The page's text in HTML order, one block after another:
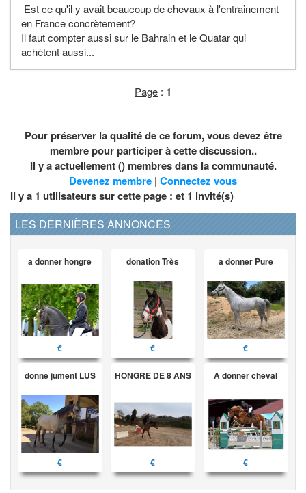
Est ce qu'il y avait beaucoup de chevaux à l'entrainement
en France concrètement?
Il faut compter aussi sur le Bahrain et le Quatar qui
achètent aussi...
Page : 1
Pour préserver la qualité de ce forum, vous devez être
membre pour participer à cette discussion..
Il y a actuellement () membres dans la communauté.
Devenez membre | Connectez vous
Il y a 1 utilisateurs sur cette page : et 1 invité(s)
LES DERNIÈRES ANNONCES
a donner hongre
€
donation Très
€
a donner Pure
€
donne jument LUS
€
HONGRE DE 8 ANS
€
A donner cheval
€